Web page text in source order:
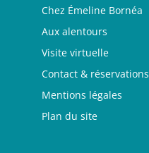
Chez Émeline Bornéa
Aux alentours
Visite virtuelle
Contact & réservations
Mentions légales
Plan du site